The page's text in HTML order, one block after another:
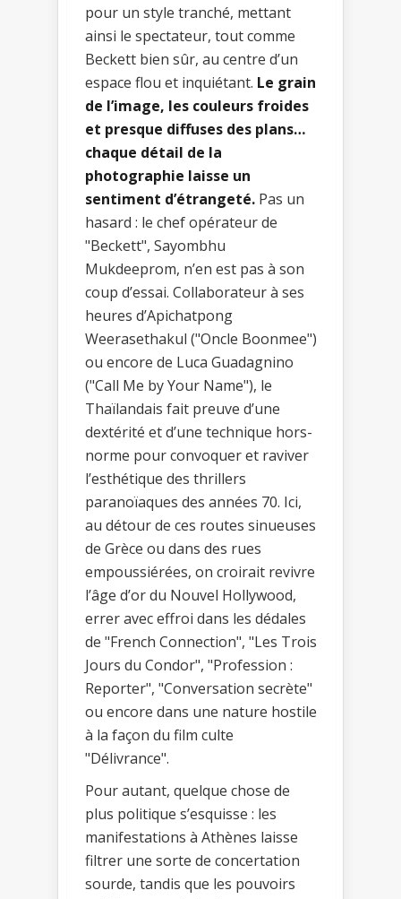
pour un style tranché, mettant
ainsi le spectateur, tout comme
Beckett bien sûr, au centre d’un
espace flou et inquiétant. Le grain
de l’image, les couleurs froides
et presque diffuses des plans…
chaque détail de la
photographie laisse un
sentiment d’étrangeté. Pas un
hasard : le chef opérateur de
"Beckett", Sayombhu
Mukdeeprom, n’en est pas à son
coup d’essai. Collaborateur à ses
heures d’Apichatpong
Weerasethakul ("Oncle Boonmee")
ou encore de Luca Guadagnino
("Call Me by Your Name"), le
Thaïlandais fait preuve d’une
dextérité et d’une technique hors-
norme pour convoquer et raviver
l’esthétique des thrillers
paranoïaques des années 70. Ici,
au détour de ces routes sinueuses
de Grèce ou dans des rues
empoussiérées, on croirait revivre
l’âge d’or du Nouvel Hollywood,
errer avec effroi dans les dédales
de "French Connection", "Les Trois
Jours du Condor", "Profession :
Reporter", "Conversation secrète"
ou encore dans une nature hostile
à la façon du film culte
"Délivrance".
Pour autant, quelque chose de
plus politique s’esquisse : les
manifestations à Athènes laisse
filtrer une sorte de concertation
sourde, tandis que les pouvoirs